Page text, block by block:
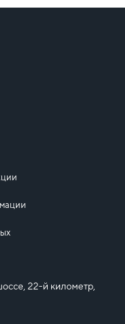
22-й километр,